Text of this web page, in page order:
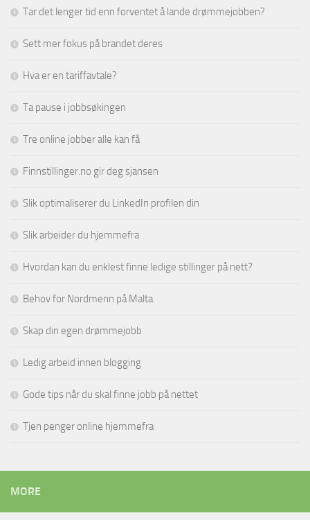
Tar det lenger tid enn forventet å lande drømmejobben?
Sett mer fokus på brandet deres
Hva er en tariffavtale?
Ta pause i jobbsøkingen
Tre online jobber alle kan få
Finnstillinger.no gir deg sjansen
Slik optimaliserer du LinkedIn profilen din
Slik arbeider du hjemmefra
Hvordan kan du enklest finne ledige stillinger på nett?
Behov for Nordmenn på Malta
Skap din egen drømmejobb
Ledig arbeid innen blogging
Gode tips når du skal finne jobb på nettet
Tjen penger online hjemmefra
MORE